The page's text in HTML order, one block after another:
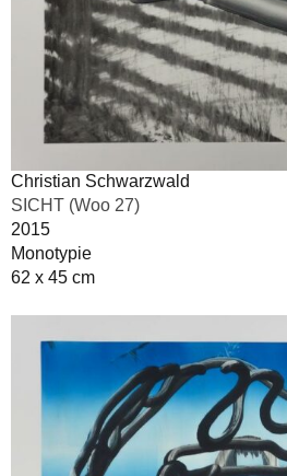
Christian Schwarzwald
SICHT (Woo 27)
2015
Monotypie
62 x 45 cm